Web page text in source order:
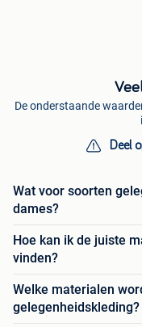
De onderstaande
Deel
Wat voor soorten
dames?
Hoe kan ik de juiste
vinden?
Welke materialen
gelegenheidskleding?